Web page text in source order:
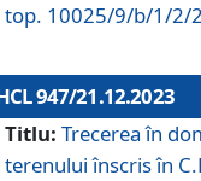
top. 10025/9/b/1/2/
947/21.12.2023
Titlu: Trecerea în
terenului înscris în